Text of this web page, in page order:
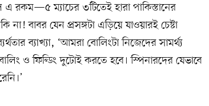
এ রকম—৫ ম্যাচের ৩টিতেই হারা পাকিস্তানের
বাবর যেন প্রসঙ্গটা এড়িয়ে যাওয়ারই চেষ্টা
ব্যাখ্যা, ‘আমরা বোলিংটা নিজেদের সামর্থ্য
ও ফিল্ডিং দুটোই করতে হবে। স্পিনারদের যেভাবে